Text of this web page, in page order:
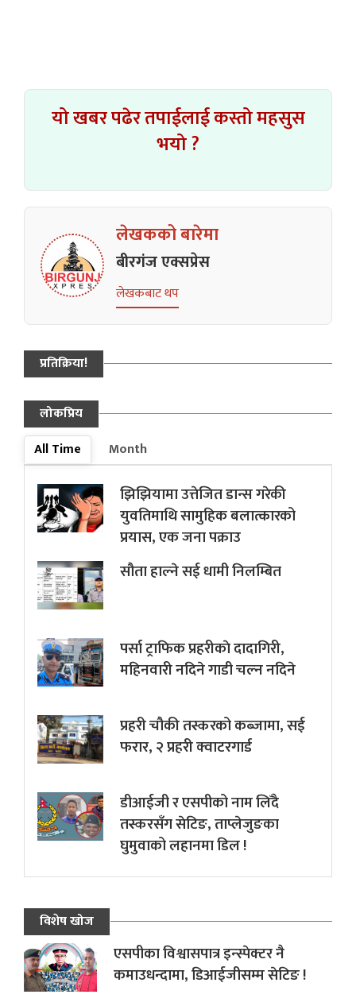
यो खबर पढेर तपाईलाई कस्तो महसुस
भयो ?
लेखकको बारेमा
बीरगंज एक्सप्रेस
लेखकबाट थप
प्रतिक्रिया!
लोकप्रिय
All Time
Month
झिझियामा उत्तेजित डान्स गरेकी
युवतिमाथि सामुहिक बलात्कारको
प्रयास, एक जना पक्राउ
सौता हाल्ने सई धामी निलम्बित
पर्सा ट्राफिक प्रहरीकाे दादागिरी,
महिनवारी नदिने गाडी चल्न नदिने
प्रहरी चौकी तस्करको कब्जामा, सई
फरार, २ प्रहरी क्वाटरगार्ड
डीआईजी र एसपीको नाम लिँदै
तस्करसँग सेटिङ, ताप्लेजुङका
घुमुवाको लहानमा डिल !
विशेष खोज
एसपीका विश्वासपात्र इन्स्पेक्टर नै
कमाउधन्दामा, डिआईजीसम्म सेटिङ !